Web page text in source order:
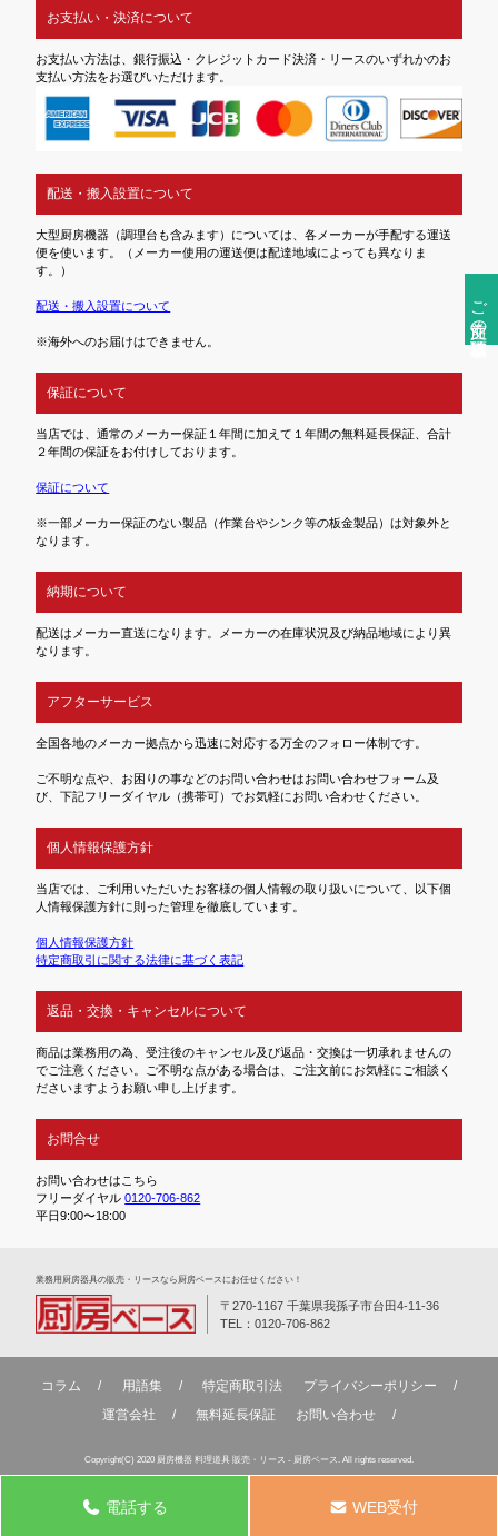
ご注文前の確認事項
お支払い・決済について
お支払い方法は、銀行振込・クレジットカード決済・リースのいずれかのお
支払い方法をお選びいただけます。
配送・搬入設置について
大型厨房機器（調理台も含みます）については、各メーカーが手配する運送
便を使います。（メーカー使用の運送便は配達地域によっても異なりま
す。）
配送・搬入設置について
※海外へのお届けはできません。
保証について
当店では、通常のメーカー保証１年間に加えて１年間の無料延長保証、合計
２年間の保証をお付けしております。
保証について
※一部メーカー保証のない製品（作業台やシンク等の板金製品）は対象外と
なります。
納期について
配送はメーカー直送になります。メーカーの在庫状況及び納品地域により異
なります。
アフターサービス
全国各地のメーカー拠点から迅速に対応する万全のフォロー体制です。
ご不明な点や、お困りの事などのお問い合わせはお問い合わせフォーム及
び、下記フリーダイヤル（携帯可）でお気軽にお問い合わせください。
個人情報保護方針
当店では、ご利用いただいたお客様の個人情報の取り扱いについて、以下個
人情報保護方針に則った管理を徹底しています。
個人情報保護方針
特定商取引に関する法律に基づく表記
返品・交換・キャンセルについて
商品は業務用の為、受注後のキャンセル及び返品・交換は一切承れませんの
でご注意ください。ご不明な点がある場合は、ご注文前にお気軽にご相談く
ださいますようお願い申し上げます。
お問合せ
お問い合わせはこちら
フリーダイヤル0120-706-862
平日9:00〜18:00
業務⽤厨房器具の販売・リースなら厨房ベースにお任せください！
〒270-1167 千葉県我孫子市台田4-11-36
TEL：0120-706-862
コラム 用語集 特定商取引法
プライバシーポリシー
運営会社
無料延⻑保証 お問い合わせ
Copyright(C) 2020 厨房機器 料理道具 販売・リース - 厨房ベース. All rights reserved.
電話する WEB受付